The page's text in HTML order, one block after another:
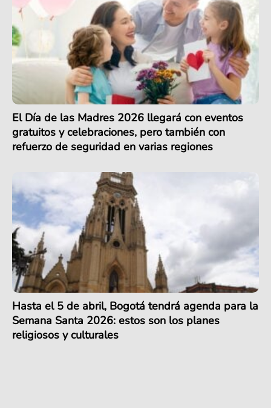
El Día de las Madres 2026 llegará con eventos
gratuitos y celebraciones, pero también con
refuerzo de seguridad en varias regiones
Hasta el 5 de abril, Bogotá tendrá agenda para la
Semana Santa 2026: estos son los planes
religiosos y culturales